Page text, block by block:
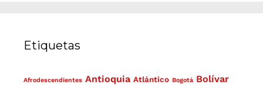
Etiquetas
Afrodescendientes Antioquia Atlántico Bogotá Bolívar